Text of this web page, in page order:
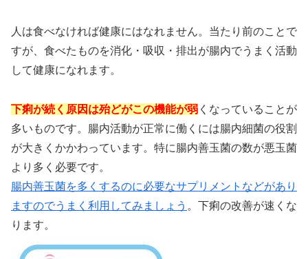
人は食べなければ健康にはなれません。当たり前のことで
すが、食べたものを消化・吸収・排出が腸内でうまく活動
して健康になれます。
下痢が続く原因は殆どがこの機能が弱 くなっていることが
多いものです。腸内活動が正常に働くには腸内細菌の役割
が大きくかかわっています。特に腸内善玉菌の数が悪玉菌
より多く必要です。
腸内善玉菌を多くするのに必要なサプリメントなどがあり
ますのでうまく利用してみましょう 。下痢の改善が速くな
ります。